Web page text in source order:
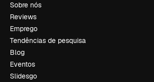
Sobre nós
Reviews
Emprego
Tendências de pesquisa
Blog
Eventos
Slidesgo